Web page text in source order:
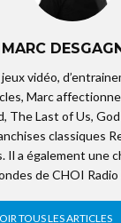
MARC
vidéo,
Marc
The Last of Us,
classiques
Il a également une
de CHOI Radio
TOUS LES ARTICLES